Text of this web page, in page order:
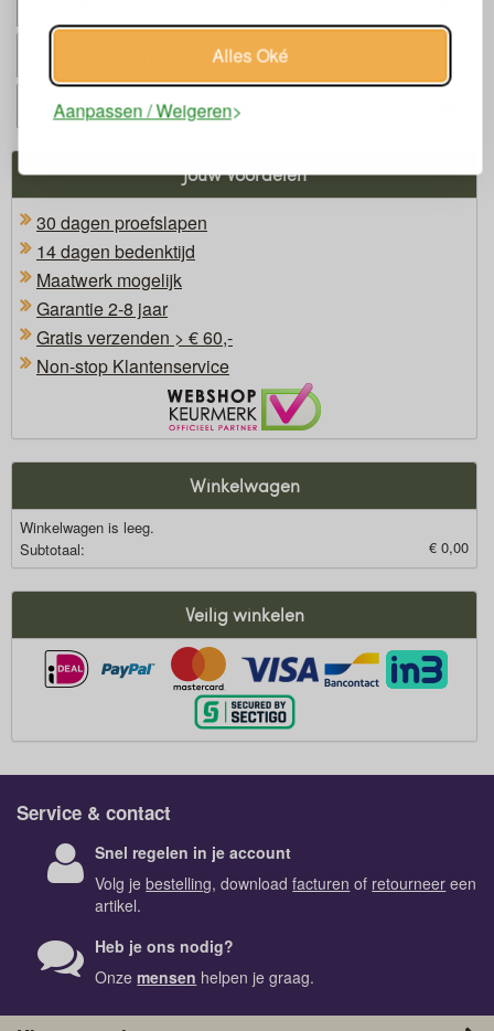
Alles Oké
Aanpassen / Weigeren
Gerelateerde producten
Jouw Voordelen
30 dagen proefslapen
14 dagen bedenktijd
Maatwerk mogelijk
Garantie 2-8 jaar
Gratis verzenden > € 60,-
Non-stop Klantenservice
Winkelwagen
Winkelwagen is leeg.
Subtotaal:
€ 0,00
Veilig winkelen
Service & contact
Snel regelen in je account
Volg jebestelling, downloadfacturen of retourneer een
artikel.
Heb je ons nodig?
Onzemensen helpen je graag.